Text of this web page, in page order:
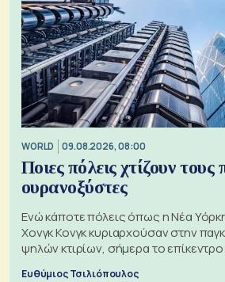
WORLD 09.08.2026, 08:00
Ποιες πόλεις χτίζουν τους
ουρανοξύστες
Ενώ κάποτε πόλεις όπως η Νέα
Χονγκ Κονγκ κυριαρχούσαν στην
ψηλών κτιρίων, σήμερα το επίκεντρο
Ευθύμιος Τσιλιόπουλος